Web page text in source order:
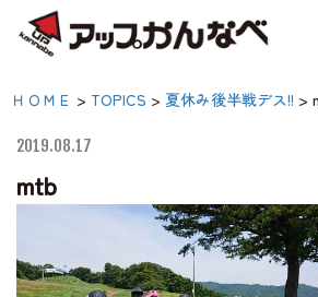
mtb|【公式】ア
なべ｜兵庫県豊
西 アウトドア
プ場・熱気球・
ティビテ
夏のスキー場も「かなり遊べる」！
神鍋高原アクティビティ
交通アクセス
ＨＯＭＥ > TOPICS > 夏休み後半戦デス!! >
2019.08.17
mtb